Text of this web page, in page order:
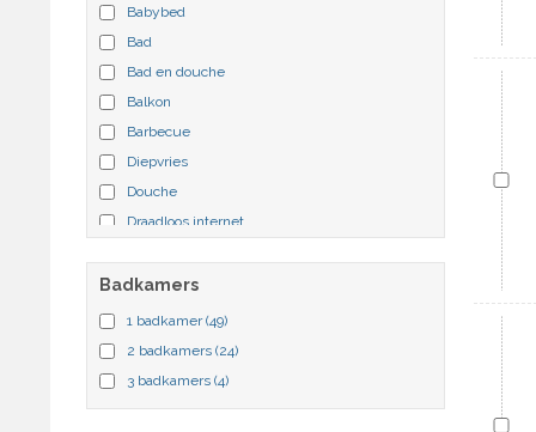
Babybed
Bad
Bad en douche
Balkon
Barbecue
Diepvries
Douche
Draadloos internet
Dvdspeler
Badkamers
1 badkamer(49)
2 badkamers (24)
3 badkamers (4)